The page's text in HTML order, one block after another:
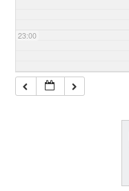
23:00